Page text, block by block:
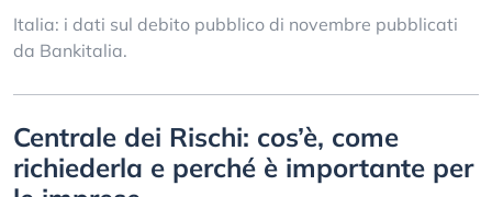
Italia: i dati sul debito pubblico di novembre pubblicati
da Bankitalia.
Centrale dei Rischi: cos’è, come
richiederla e perché è importante per